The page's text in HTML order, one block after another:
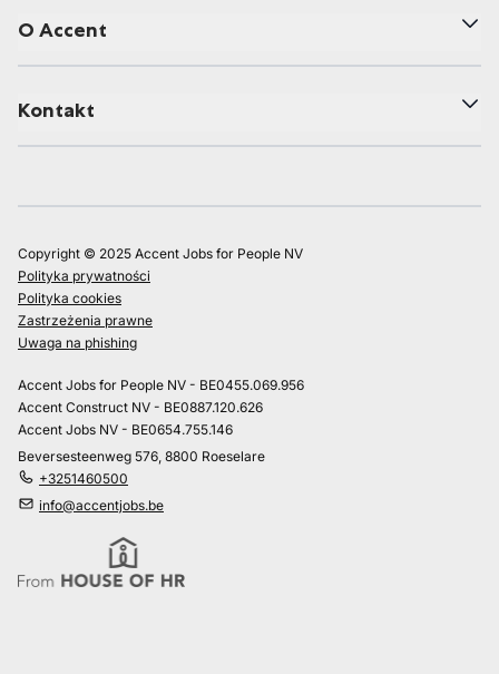
O Accent
Kontakt
Copyright © 2025 Accent Jobs for People NV
Polityka prywatności
Polityka cookies
Zastrzeżenia prawne
Uwaga na phishing
Accent Jobs for People NV - BE0455.069.956
Accent Construct NV - BE0887.120.626
Accent Jobs NV - BE0654.755.146
Beversesteenweg 576, 8800 Roeselare
+3251460500
info@accentjobs.be